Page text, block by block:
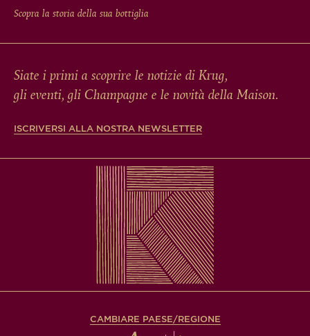
Scopra la storia della sua bottiglia
Siate i primi a scoprire le notizie di Krug,
gli eventi, gli Champagne e le novità della Maison.
ISCRIVERSI ALLA NOSTRA NEWSLETTER
CAMBIARE PAESE/REGIONE